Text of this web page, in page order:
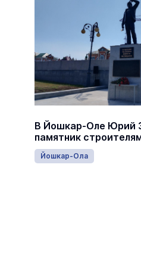
В Йошкар-Оле Юрий
памятник
Йошкар-Ола